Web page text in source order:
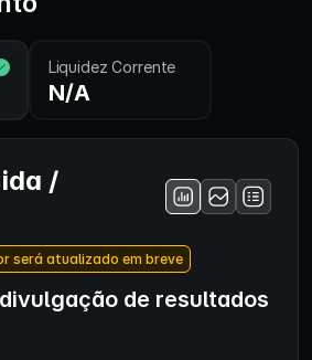
Liquidez Corrente
N/A
/
será atualizado em breve
de resultados